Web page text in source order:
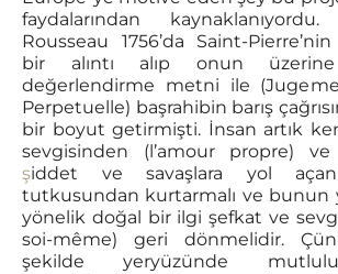
faydalarından kaynaklanıyordu.
Rousseau 1756’da Saint-Pierre’nin
bir alıntı alıp onun
değerlendirme metni ile
Perpetuelle) başrahibin barış
bir boyut getirmişti. İnsan artık
sevgisinden (l’amour propre)
şiddet ve savaşlara yol
tutkusundan kurtarmalı ve bunun
yönelik doğal bir ilgi şefkat ve
soi-même) geri dönmelidir.
şekilde yeryüzünde